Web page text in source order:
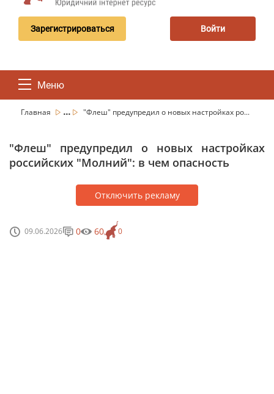
Зарегистрироваться Войти
Меню
Главная ... "Флеш" предупредил о новых настройках ро...
"Флеш" предупредил о новых настройках
российских "Молний": в чем опасность
Отключить рекламу
09.06.2026 0
0 60